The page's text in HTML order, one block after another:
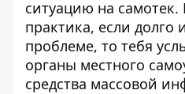
ситуацию на самотек.
практика, если долго
проблеме, то тебя
органы местного
средства массовой